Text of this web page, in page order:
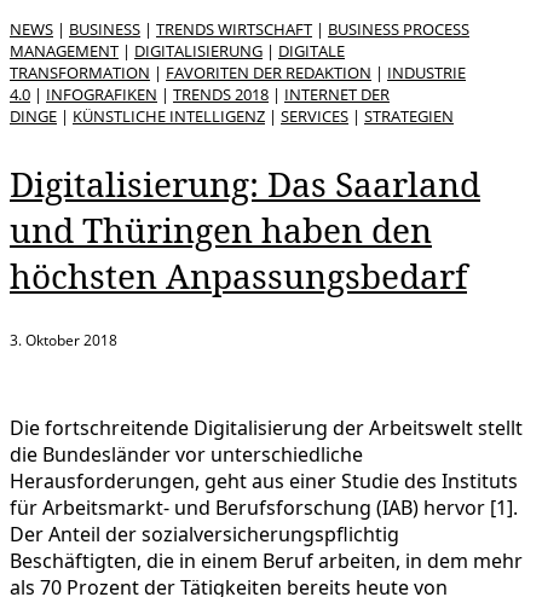
NEWS | BUSINESS | TRENDS WIRTSCHAFT | BUSINESS PROCESS
MANAGEMENT | DIGITALISIERUNG | DIGITALE
TRANSFORMATION | FAVORITEN DER REDAKTION | INDUSTRIE
4.0 | INFOGRAFIKEN | TRENDS 2018 | INTERNET DER
DINGE | KÜNSTLICHE INTELLIGENZ | SERVICES | STRATEGIEN
Digitalisierung: Das Saarland
und Thüringen haben den
höchsten Anpassungsbedarf
3. Oktober 2018
Die fortschreitende Digitalisierung der Arbeitswelt stellt
die Bundesländer vor unterschiedliche
Herausforderungen, geht aus einer Studie des Instituts
für Arbeitsmarkt- und Berufsforschung (IAB) hervor [1].
Der Anteil der sozialversicherungspflichtig
Beschäftigten, die in einem Beruf arbeiten, in dem mehr
als 70 Prozent der Tätigkeiten bereits heute von